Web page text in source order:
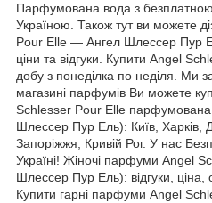
Парфумована вода з
Україною. Також тут ви можете
Pour Elle ― Ангел Шлессер Пур
ціни та відгуки. Купити Angel
добу з понеділка по неділя. Ми
магазині парфумів Ви можете
Schlesser Pour Elle
Шлессер Пур Ель): Київ, Харків,
Запоріжжя, Кривій Рог. У нас
Україні! Жіночі парфуми Angel
Шлессер Пур Ель): відгуки,
Купити гарні парфуми Angel